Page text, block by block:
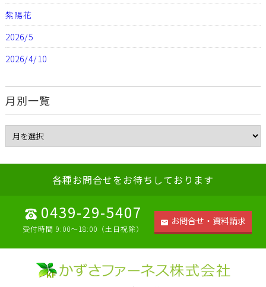
紫陽花
2026/5
2026/4/10
月別一覧
各種お問合せをお待ちしております
0439-29-5407
受付時間 9:00～18:00（土日祝除）
お問合せ・資料請求